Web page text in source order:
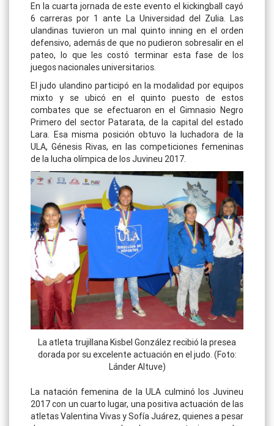
En la cuarta jornada de este evento el kickingball cayó
6 carreras por 1 ante La Universidad del Zulia. Las
ulandinas tuvieron un mal quinto inning en el orden
defensivo, además de que no pudieron sobresalir en el
pateo, lo que les costó terminar esta fase de los
juegos nacionales universitarios.
El judo ulandino participó en la modalidad por equipos
mixto y se ubicó en el quinto puesto de estos
combates que se efectuaron en el Gimnasio Negro
Primero del sector Patarata, de la capital del estado
Lara. Esa misma posición obtuvo la luchadora de la
ULA, Génesis Rivas, en las competiciones femeninas
de la lucha olímpica de los Juvineu 2017.
La atleta trujillana Kisbel González recibió la presea
dorada por su excelente actuación en el judo. (Foto:
Lánder Altuve)
La natación femenina de la ULA culminó los Juvineu
2017 con un cuarto lugar, una positiva actuación de las
atletas Valentina Vivas y Sofía Juárez, quienes a pesar